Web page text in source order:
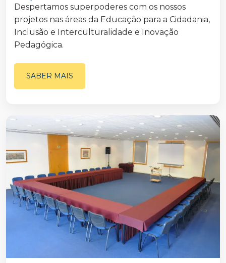
Despertamos superpoderes com os nossos
projetos nas áreas da Educação para a Cidadania,
Inclusão e Interculturalidade e Inovação
Pedagógica.
SABER MAIS